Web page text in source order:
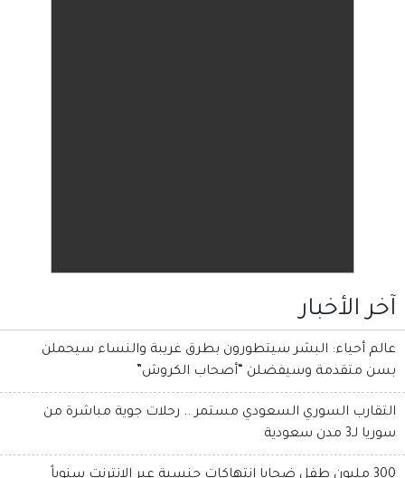
آخر الأخبار
عالم أحياء: البشر سيتطورون بطرق غريبة والنساء سيحملن
بسن متقدمة وسيفضلن “أصحاب الكروش”
التقارب السوري السعودي مستمر .. رحلات جوية مباشرة من
سوريا لـ3 مدن سعودية